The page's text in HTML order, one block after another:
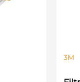
3M